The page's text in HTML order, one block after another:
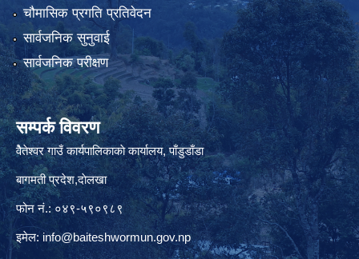
चौमासिक प्रगति प्रतिवेदन
सार्वजनिक सुनुवाई
सार्वजनिक परीक्षण
सम्पर्क विवरण
वैेतेश्वर गाउँ कार्यपालिकाकाे कार्यालय, पाँडुडाँडा
बागमती‌ प्रदेश,दाेलखा
फोन नं.: ०४९-५९०९८९
इमेल: info@baiteshwormun.gov.np